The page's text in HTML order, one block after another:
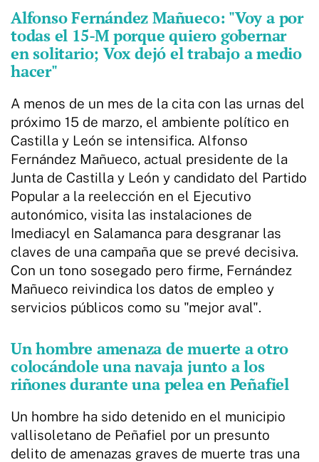
Alfonso Fernández Mañueco: "Voy a por
todas el 15-M porque quiero gobernar
en solitario; Vox dejó el trabajo a medio
hacer"
A menos de un mes de la cita con las urnas del
próximo 15 de marzo, el ambiente político en
Castilla y León se intensifica. Alfonso
Fernández Mañueco, actual presidente de la
Junta de Castilla y León y candidato del Partido
Popular a la reelección en el Ejecutivo
autonómico, visita las instalaciones de
Imediacyl en Salamanca para desgranar las
claves de una campaña que se prevé decisiva.
Con un tono sosegado pero firme, Fernández
Mañueco reivindica los datos de empleo y
servicios públicos como su "mejor aval".
Un hombre amenaza de muerte a otro
colocándole una navaja junto a los
riñones durante una pelea en Peñafiel
Un hombre ha sido detenido en el municipio
vallisoletano de Peñafiel por un presunto
delito de amenazas graves de muerte tras una